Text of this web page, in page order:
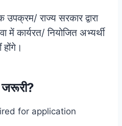
राज्य सरकार द्वारा
में कार्यरत/ नियोजित अभ्यर्थी